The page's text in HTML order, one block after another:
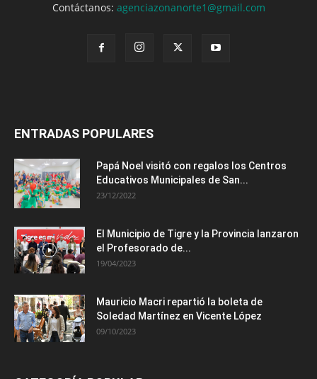
Contáctanos: agenciazonanorte1@gmail.com
ENTRADAS POPULARES
Papá Noel visitó con regalos los Centros
Educativos Municipales de San...
23/12/2022
El Municipio de Tigre y la Provincia lanzaron
el Profesorado de...
19/04/2023
Mauricio Macri repartió la boleta de
Soledad Martínez en Vicente López
09/10/2023